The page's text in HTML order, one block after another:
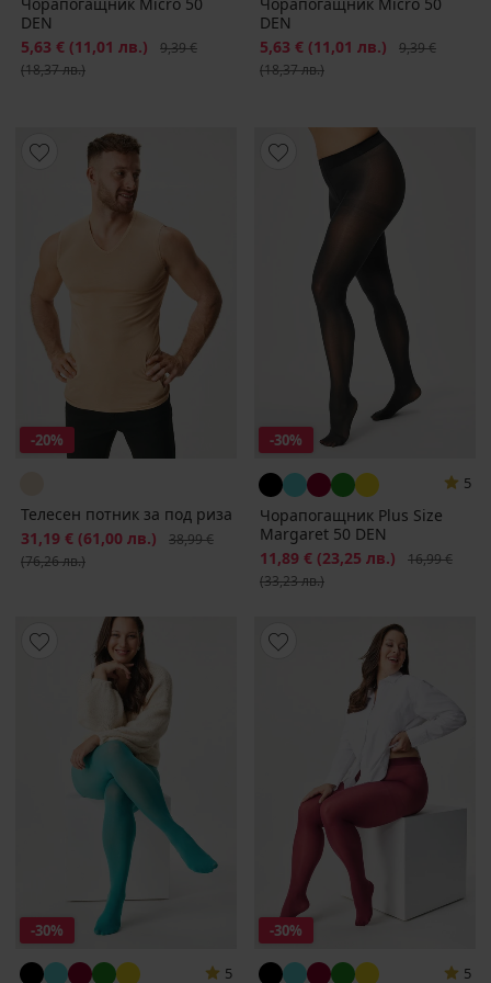
DEN
Намаление
5,63 € (11,01 лв.) Първоначална цена
9,39 €
(18,37 лв.)
DEN
Намаление
5,63 € (11,01 лв.)
9,39 €
(18,37 лв.)
-20%
Телесен потник за под риза
Намаление
31,19 € (61,00 лв.) Първоначална цена
38,99 €
(76,26 лв.)
-30%
5
Чорапогащник Plus Size
Margaret 50 DEN
Намаление
11,89 € (23,25 лв.)
16,99 €
(33,23 лв.)
-30%
5
-30%
5